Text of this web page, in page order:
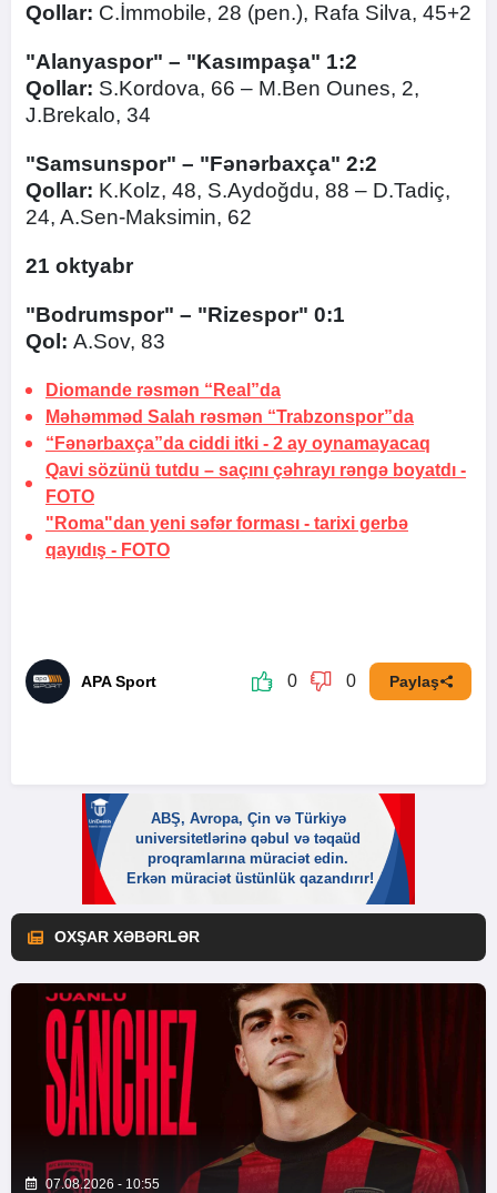
Qollar: C.İmmobile, 28 (pen.), Rafa Silva, 45+2
"Alanyaspor" – "Kasımpaşa" 1:2
Qollar: S.Kordova, 66 – M.Ben Ounes, 2,
J.Brekalo, 34
"Samsunspor" – "Fənərbaxça" 2:2
Qollar: K.Kolz, 48, S.Aydoğdu, 88 – D.Tadiç,
24, A.Sen-Maksimin, 62
21 oktyabr
"Bodrumspor" – "Rizespor" 0:1
Qol: A.Sov, 83
Diomande rəsmən “Real”da
Məhəmməd Salah rəsmən “Trabzonspor”da
“Fənərbaxça”da ciddi itki - 2 ay oynamayacaq
Qavi sözünü tutdu – saçını çəhrayı rəngə boyatdı -
FOTO
"Roma"dan yeni səfər forması - tarixi gerbə
qayıdış - FOTO
APA Sport 0 0 Paylaş
OXŞAR XƏBƏRLƏR
07.08.2026 - 10:55